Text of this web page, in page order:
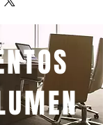
ASIENTO:
55x48CM
88CM